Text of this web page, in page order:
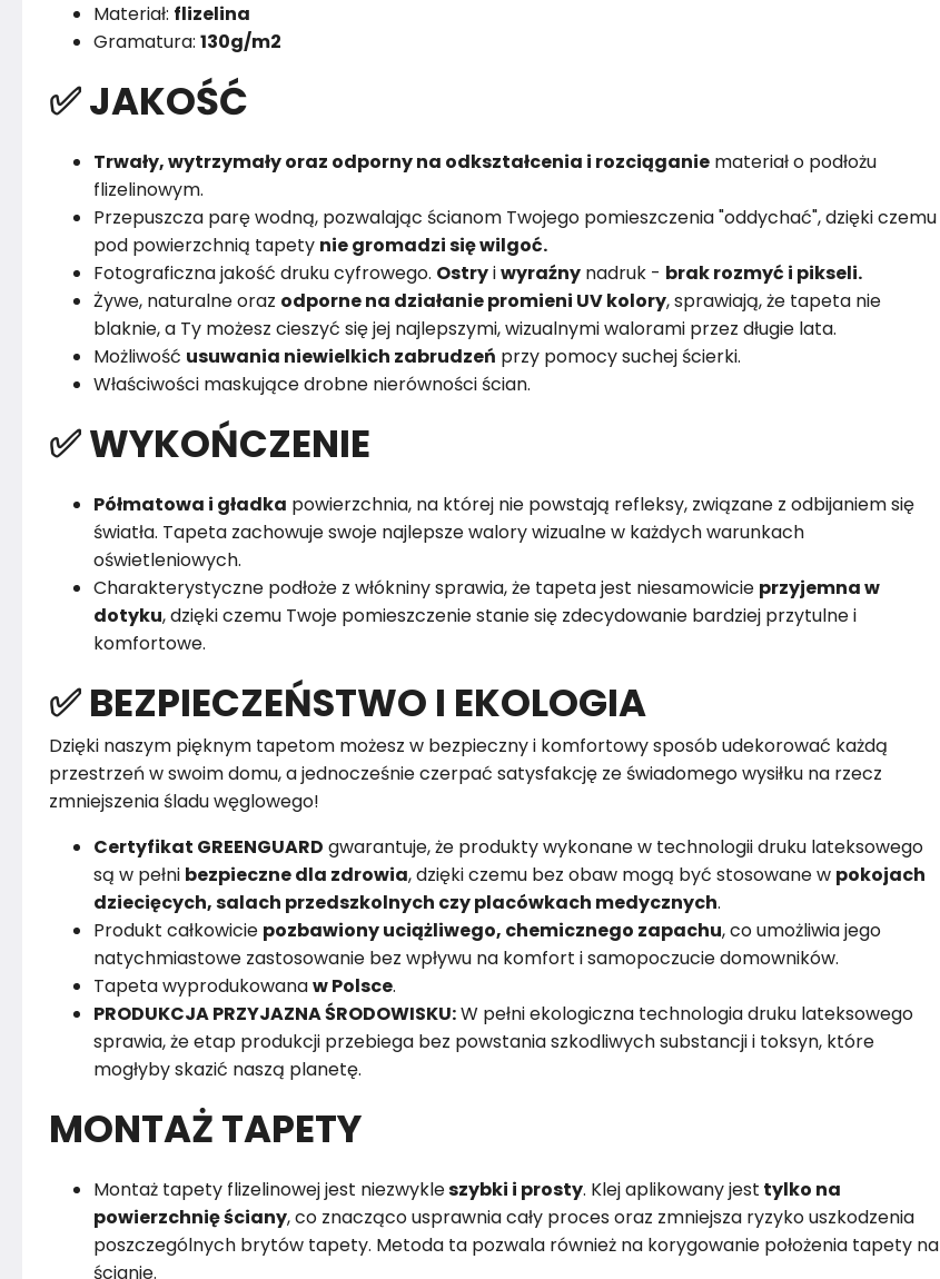
Materiał: flizelina
Gramatura: 130g/m2
✅ JAKOŚĆ
Trwały, wytrzymały oraz odporny na odkształcenia i rozciąganie materiał o podłożu
flizelinowym.
Przepuszcza parę wodną, pozwalając ścianom Twojego pomieszczenia "oddychać", dzięki czemu
pod powierzchnią tapety nie gromadzi się wilgoć.
Fotograficzna jakość druku cyfrowego. Ostryiwyraźny nadruk - brak rozmyć i pikseli.
Żywe, naturalne oraz odporne na działanie promieni UV kolory, sprawiają, że tapeta nie
blaknie, a Ty możesz cieszyć się jej najlepszymi, wizualnymi walorami przez długie lata.
Możliwość usuwania niewielkich zabrudzeń przy pomocy suchej ścierki.
Właściwości maskujące drobne nierówności ścian.
✅ WYKOŃCZENIE
Półmatowa i gładka powierzchnia, na której nie powstają refleksy, związane z odbijaniem się
światła. Tapeta zachowuje swoje najlepsze walory wizualne w każdych warunkach
oświetleniowych.
Charakterystyczne podłoże z włókniny sprawia, że tapeta jest niesamowicie przyjemna w
dotyku, dzięki czemu Twoje pomieszczenie stanie się zdecydowanie bardziej przytulne i
komfortowe.
✅ BEZPIECZEŃSTWO I EKOLOGIA
Dzięki naszym pięknym tapetom możesz w bezpieczny i komfortowy sposób udekorować każdą
przestrzeń w swoim domu, a jednocześnie czerpać satysfakcję ze świadomego wysiłku na rzecz
zmniejszenia śladu węglowego!
Certyfikat GREENGUARD gwarantuje, że produkty wykonane w technologii druku lateksowego
są w pełni bezpieczne dla zdrowia, dzięki czemu bez obaw mogą być stosowane w pokojach
dziecięcych, salach przedszkolnych czy placówkach medycznych.
Produkt całkowicie pozbawiony uciążliwego, chemicznego zapachu, co umożliwia jego
natychmiastowe zastosowanie bez wpływu na komfort i samopoczucie domowników.
Tapeta wyprodukowanaw Polsce.
PRODUKCJA PRZYJAZNA ŚRODOWISKU:W pełni ekologiczna technologia druku lateksowego
sprawia, że etap produkcji przebiega bez powstania szkodliwych substancji i toksyn, które
mogłyby skazić naszą planetę.
MONTAŻ TAPETY
Montaż tapety flizelinowej jest niezwykleszybki i prosty. Klej aplikowany jest tylko na
powierzchnię ściany, co znacząco usprawnia cały proces oraz zmniejsza ryzyko uszkodzenia
poszczególnych brytów tapety. Metoda ta pozwala również na korygowanie położenia tapety na
ścianie.